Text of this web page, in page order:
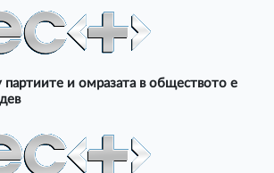
и омразата в обществото е